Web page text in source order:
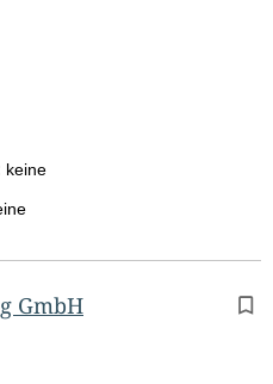
keine
GmbH